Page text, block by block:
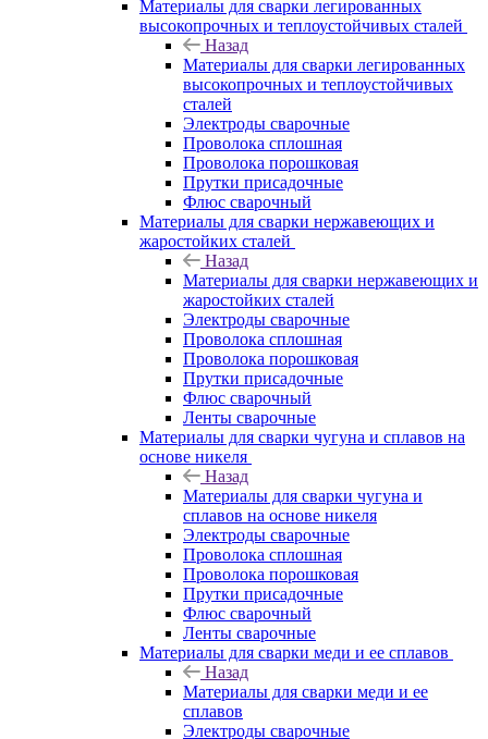
Материалы для сварки легированных
высокопрочных и теплоустойчивых сталей
Назад
Материалы для сварки легированных
высокопрочных и теплоустойчивых
сталей
Электроды сварочные
Проволока сплошная
Проволока порошковая
Прутки присадочные
Флюс сварочный
Материалы для сварки нержавеющих и
жаростойких сталей
Назад
Материалы для сварки нержавеющих и
жаростойких сталей
Электроды сварочные
Проволока сплошная
Проволока порошковая
Прутки присадочные
Флюс сварочный
Ленты сварочные
Материалы для сварки чугуна и сплавов на
основе никеля
Назад
Материалы для сварки чугуна и
сплавов на основе никеля
Электроды сварочные
Проволока сплошная
Проволока порошковая
Прутки присадочные
Флюс сварочный
Ленты сварочные
Материалы для сварки меди и ее сплавов
Назад
Материалы для сварки меди и ее
сплавов
Электроды сварочные